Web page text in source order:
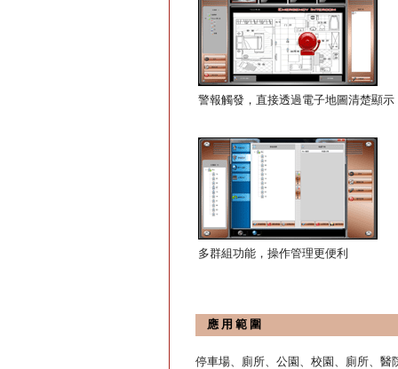
警報觸發，直接透過電子地圖清楚顯示
多群組功能，操作管理更便利
應 用 範 圍
停車場、廁所、公園、校園、廁所、醫